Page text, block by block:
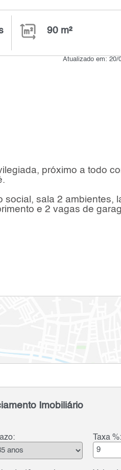
90 m²
Atualizado em:
próximo a todo
sala 2 ambientes,
e 2 vagas de
Imobiliário
Taxa %: